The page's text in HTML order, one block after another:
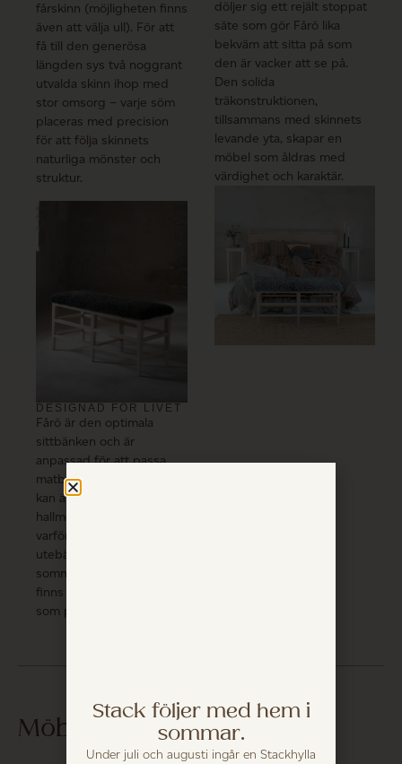
fårskinn (möjligheten finns
även att välja ull). För att
få till den generösa
längden sys två noggrant
utvalda skinn ihop med
stor omsorg – varje söm
placeras med precision
för att följa skinnets
naturliga mönster och
struktur.
DESIGNAD FÖR LIVET
Fårö är den optimala
sittbänken och är
anpassad för att passa
matbordet Mafrids. Den
kan även användas som
hallmöbel, pianostol eller
varför inte som en
utebänk vid
sommarstugan? Fårö
finns även i mindre format
som pall.
döljer sig ett rejält stoppat
säte som gör Fårö lika
bekväm att sitta på som
den är vacker att se på.
Den solida
träkonstruktionen,
tillsammans med skinnets
levande yta, skapar en
möbel som åldras med
värdighet och karaktär.
Möblera med...
Stack följer med hem i
sommar.
Under juli och augusti ingår en Stackhylla